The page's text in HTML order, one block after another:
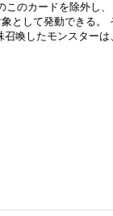
このカードを除外し
として発動できる。
喚したモンスターは